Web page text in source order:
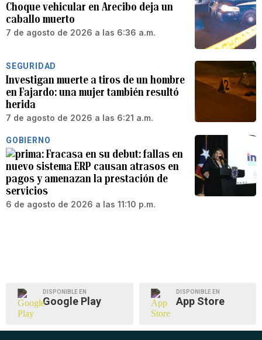
Choque vehicular en Arecibo deja un
caballo muerto
7 de agosto de 2026 a las 6:36 a.m.
SEGURIDAD
Investigan muerte a tiros de un hombre
en Fajardo: una mujer también resultó
herida
7 de agosto de 2026 a las 6:21 a.m.
GOBIERNO
Fracasa en su debut: fallas en
nuevo sistema ERP causan atrasos en
pagos y amenazan la prestación de
servicios
6 de agosto de 2026 a las 11:10 p.m.
DISPONIBLE EN
Google Play
DISPONIBLE EN
App Store